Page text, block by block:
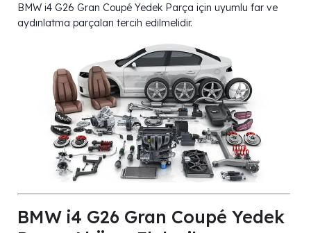
BMW i4 G26 Gran Coupé Yedek Parça için uyumlu far ve
aydınlatma parçaları tercih edilmelidir.
BMW i4 G26 Gran Coupé Yedek